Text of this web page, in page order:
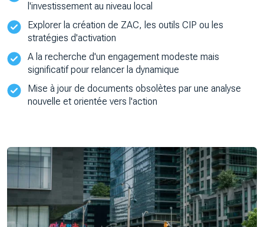
l'investissement au niveau local
Explorer la création de ZAC, les outils CIP ou les
stratégies d'activation
A la recherche d'un engagement modeste mais
significatif pour relancer la dynamique
Mise à jour de documents obsolètes par une analyse
nouvelle et orientée vers l'action